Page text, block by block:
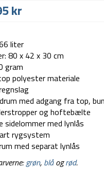
kr.
kr
er:
495 kr.
liter
80 x 42 x 30 cm
gram
polyester materiale
med adgang fra top,
og hoftebælte
sidelommer med lynlås
rygsystem
med separat lynlås
grøn, blåogrød.